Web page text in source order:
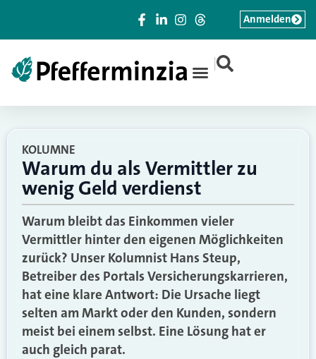
|
Anmelden
KOLUMNE
Warum du als Vermittler zu
wenig Geld verdienst
Warum bleibt das Einkommen vieler
Vermittler hinter den eigenen Möglichkeiten
zurück? Unser Kolumnist Hans Steup,
Betreiber des Portals Versicherungskarrieren,
hat eine klare Antwort: Die Ursache liegt
selten am Markt oder den Kunden, sondern
meist bei einem selbst. Eine Lösung hat er
auch gleich parat.